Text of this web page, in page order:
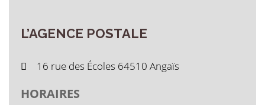
L’AGENCE POSTALE
16 rue des Écoles 64510 Angaïs
HORAIRES